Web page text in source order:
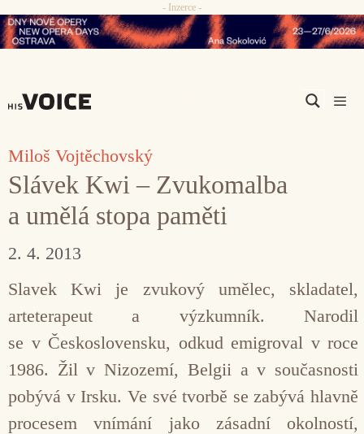
Přeskočit
na
- Inzerce -
Miloš Vojtěchovský
Slávek Kwi – Zvukomalba
a umělá stopa paměti
2. 4. 2013
Slavek Kwi je zvukový umělec, skladatel,
arteterapeut a vý­zkumník. Narodil
se v Československu, odkud emigroval v roce
1986. Žil v Nizozemí, Belgii a v současnosti
pobývá v Irsku. Ve své tvorbě se zabývá hlavně
procesem vnímání jako zásadní okolností,